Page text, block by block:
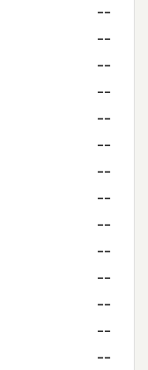
--
--
--
--
--
--
--
--
--
--
--
--
--
--